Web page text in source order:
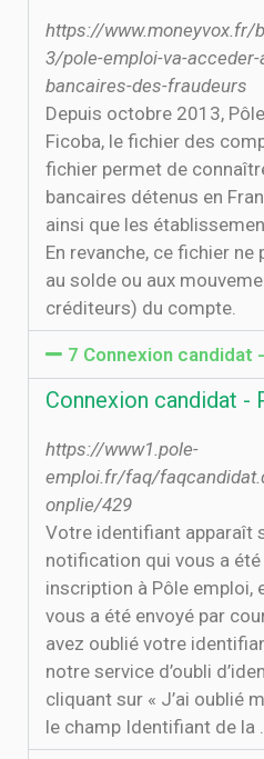
https://www.moneyvox.fr/
3/pole-emploi-va-
bancaires-des-fraudeurs
Depuis octobre 2013,
Ficoba, le fichier des
fichier permet de
bancaires détenus en
ainsi que les
En revanche, ce fichier
au solde ou aux
créditeurs) du compte.
7 Connexion candidat
Connexion candidat -
https://www1.pole-
emploi.fr/faq/
onplie/429
Votre identifiant apparaît
notification qui vous a
inscription à Pôle emploi,
vous a été envoyé par
avez oublié votre
notre service d’oubli
cliquant sur « J’ai oublié
le champ Identifiant de la